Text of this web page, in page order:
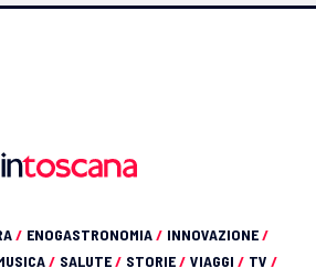
/ ENOGASTRONOMIA/ INNOVAZIONE/
/ SALUTE/ STORIE/ VIAGGI / TV /